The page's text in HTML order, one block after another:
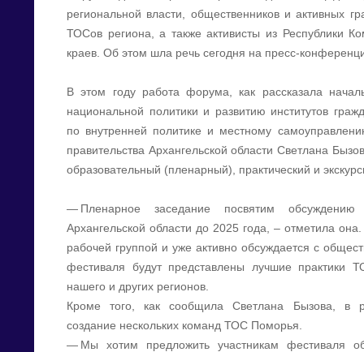
региональной власти, общественников и активных
ТОСов региона, а также активисты из Республики
краев. Об этом шла речь сегодня на пресс-
В этом году работа форума, как рассказала
национальной политики и развитию институтов
по внутренней политике и местному
правительства Архангельской области Светлана
образовательный (пленарный), практический и
— Пленарное заседание посвятим
Архангельской области до 2025 года, – отметила
рабочей группой и уже активно обсуждается с
фестиваля будут представлены лучшие практики
нашего и других регионов.
Кроме того, как сообщила Светлана Бызова, в
создание нескольких команд ТОС Поморья.
— Мы хотим предложить участникам фестиваля